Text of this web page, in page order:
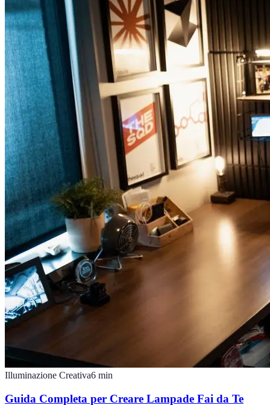
Illuminazione Creativa6 min
Guida Completa per Creare Lampade Fai da Te